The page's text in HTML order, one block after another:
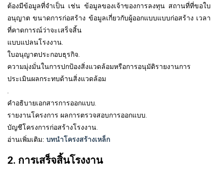
ต้องมีข้อมูลที่จำเป็น เช่น ข้อมูลของเจ้าของการลงทุน สถานที่ที่ขอใบ
อนุญาต ขนาดการก่อสร้าง ข้อมูลเกี่ยวกับผู้ออกแบบแบบก่อสร้าง เวลา
ที่คาดการณ์ว่าจะเสร็จสิ้น
แบบแปลนโรงงาน
ใบอนุญาตประกอบธุรกิจ
ความมุ่งมั่นในการปกป้องสิ่งแวดล้อมหรือการอนุมัติรายงานการ
ประเมินผลกระทบด้านสิ่งแวดล้อม
คำอธิบายเอกสารการออกแบบ
รายงานโครงการ ผลการตรวจสอบการออกแบบ
บัญชีโครงการก่อสร้างโรงงาน
อ่านเพิ่มเติม: บทนำโครงสร้างเหล็ก
2. การเสร็จสิ้นโรงงาน